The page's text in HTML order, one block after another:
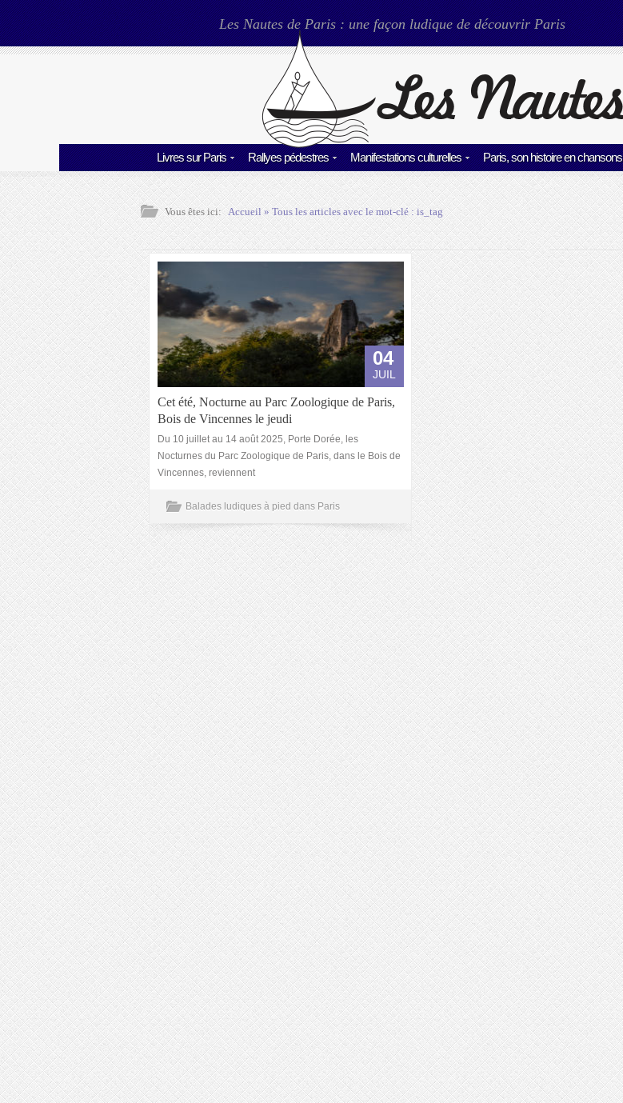
Les Nautes de Paris : une façon ludique de découvrir Paris
Livres sur Paris Rallyes pédestres Manifestations culturelles Paris, son histoire en chansons
Vous êtes ici: Accueil» Tous les articles avec le mot-clé :is_tag
04
JUIL
Cet été, Nocturne au Parc Zoologique de Paris,
Bois de Vincennes le jeudi
Du 10 juillet au 14 août 2025, Porte Dorée, les
Nocturnes du Parc Zoologique de Paris, dans le Bois de
Vincennes, reviennent
Balades ludiques à pied dans Paris